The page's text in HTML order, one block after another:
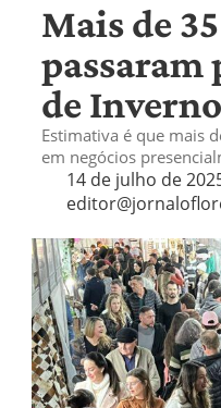
Mais de
passaram
de Inverno
Estimativa é que mais
em negócios
14 de julho de